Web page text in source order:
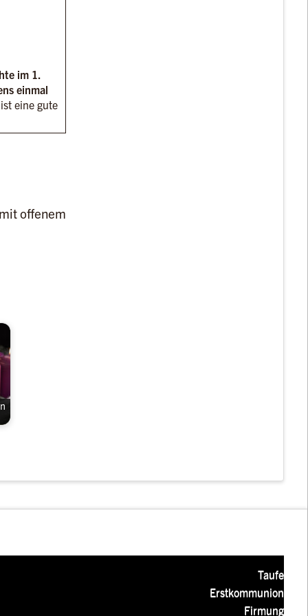
im 1.
einmal
ist eine gute
offenem
Taufe
Erstkommunion
Firmung